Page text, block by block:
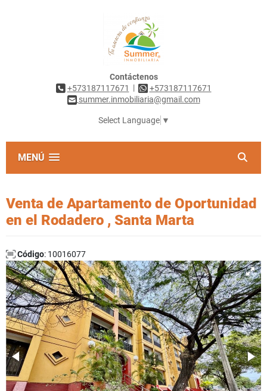
Contáctenos
+573187117671
|
+573187117671
summer.inmobiliaria@gmail.com
Select Language ▼
MENÚ
Venta de Apartamento de Oportunidad
en el Rodadero , Santa Marta
Código: 10016077